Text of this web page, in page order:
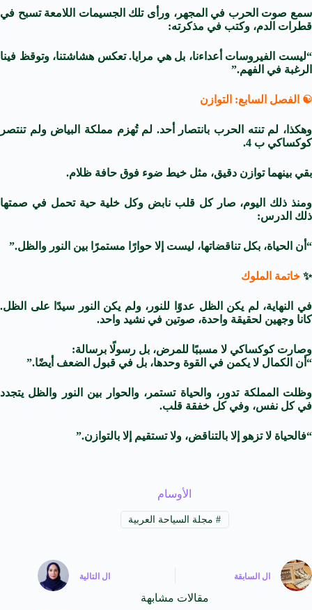
سمع صوت الحرب في المجهر، ورأى تلك الجسيمات اللامعة تسبح في
قطرات الدم، وكتب في مذكرته:
“ليست الفيروسات أعداءنا، بل هي مرايا. تعكس هشاشتنا، وتوقظ فينا
الرغبة في الفهم.”
☯️ الفصل السابع: التوازن
وهكذا، لم تنته الحرب بانتصار أحد. لم تُهزم مملكة البياض ولم تنتصر
كوكساكي ب 4.
بقي بينهما توازن دقيق، مثل خيط ضوء فوق حافة ظلام.
ومنذ ذلك اليوم، صار كل قلب نابض وكل خلية حية تحمل في صمتها
ذلك الدرس:
“أن الحياة، بكل تناقضاتها، ليست إلا حوارًا مستمرًا بين النور والظل.”
✨ خاتمة الملوك
في النهاية، لم يكن الظل عدوًا للنور، ولم يكن النور سيدًا على الظل.
كانا وجهين لحقيقة واحدة، صوتين في نشيد واحد.
وصارت كوكساكي لا مسببًا للمرض، بل رسولًا برسالة:
“أن الكمال لا يكمن في القوة وحدها، بل في قبول الضعف أيضًا.”
وظلت المملكة تدور، والحياة تستمر، والحوار بين النور والظل يتجدد
في كل نفس، وفي كل خفقة قلب.
“فالحياة لا تزهو إلا بالتناقض، ولا تستقيم إلا بالتوازن.”
الأوسام
#مجلة السياحة العربية
ال السابقة ال التالية
مقالات مشابهة